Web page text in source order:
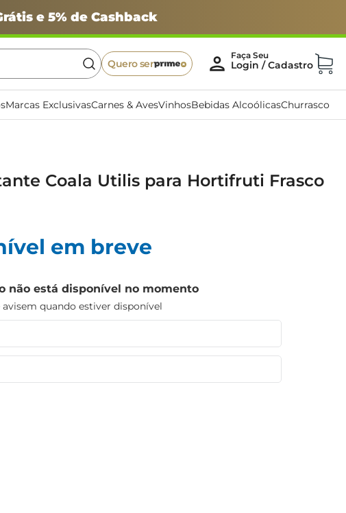
e 5% de Cashback
Quero ser
Marcas ExclusivasCarnes & AvesVinhosBebidas AlcoólicasChurrasco
Coala Utilis para Hortifruti Frasco
em breve
não está disponível no momento
quando estiver disponível